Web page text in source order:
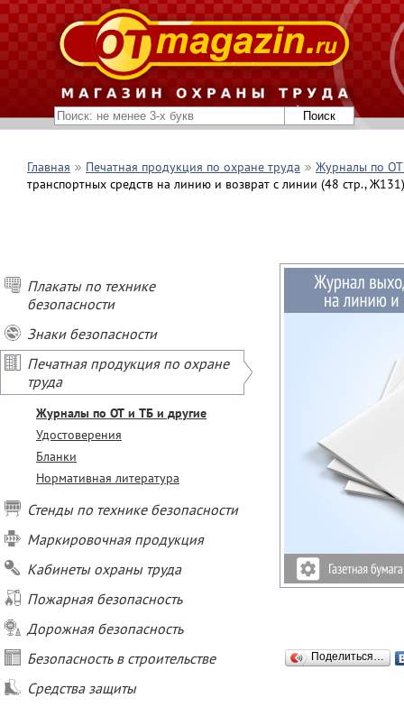
Главная Печатная продукция по охране труда
Журналы по
транспортных средств на линию и возврат с линии (48 стр., Ж131)
Плакаты по технике
безопасности
Знаки безопасности
Печатная продукция по охране
труда
Журналы по ОТ и ТБ и другие
Удостоверения
Бланки
Нормативная литература
Стенды по технике безопасности
Маркировочная продукция
Кабинеты охраны труда
Пожарная безопасность
Дорожная безопасность
Безопасность в строительстве
Средства защиты
Поделиться…